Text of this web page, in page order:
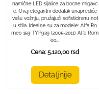
namične LED sijalice za bocne migavc
e. Ovaj elegantni dodatak unaprediće
vašu vožnju, pružajući sofisticiranu not
u stila. Idealne su za modele: Alfa Ro
meo 159 TYP939 (2005-2011) Alfa Rom
eo...
Cena: 5.120,00 rsd
Detaljnije